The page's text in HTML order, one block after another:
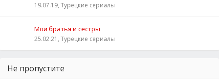
19.07.19, Турецкие сериалы
Мои братья и сестры
25.02.21, Турецкие сериалы
Не пропустите